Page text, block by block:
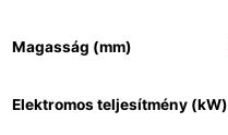
Magasság (mm)
Elektromos teljesítmény (kW)